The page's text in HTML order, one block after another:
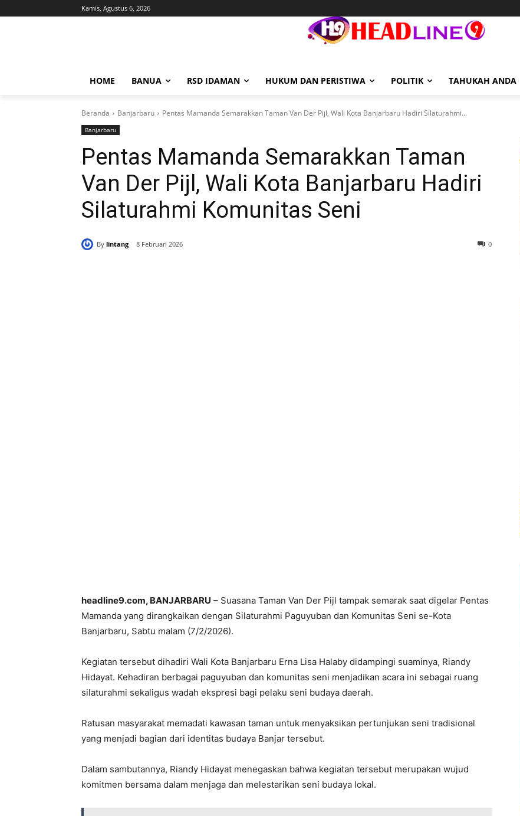
Kamis, Agustus 6, 2026
HOME BANUA RSD IDAMAN HUKUM DAN PERISTIWA POLITIK TAHUKAH ANDA
Beranda Banjarbaru Pentas Mamanda Semarakkan Taman Van Der Pijl, Wali Kota Banjarbaru Hadiri Silaturahmi...
Banjarbaru
Pentas Mamanda Semarakkan Taman
Van Der Pijl, Wali Kota Banjarbaru Hadiri
Silaturahmi Komunitas Seni
By lintang 8 Februari 2026 0
headline9.com, BANJARBARU – Suasana Taman Van Der Pijl tampak semarak saat digelar Pentas
Mamanda yang dirangkaikan dengan Silaturahmi Paguyuban dan Komunitas Seni se-Kota
Banjarbaru, Sabtu malam (7/2/2026).
Kegiatan tersebut dihadiri Wali Kota Banjarbaru Erna Lisa Halaby didampingi suaminya, Riandy
Hidayat. Kehadiran berbagai paguyuban dan komunitas seni menjadikan acara ini sebagai ruang
silaturahmi sekaligus wadah ekspresi bagi pelaku seni budaya daerah.
Ratusan masyarakat memadati kawasan taman untuk menyaksikan pertunjukan seni tradisional
yang menjadi bagian dari identitas budaya Banjar tersebut.
Dalam sambutannya, Riandy Hidayat menegaskan bahwa kegiatan tersebut merupakan wujud
komitmen bersama dalam menjaga dan melestarikan seni budaya lokal.